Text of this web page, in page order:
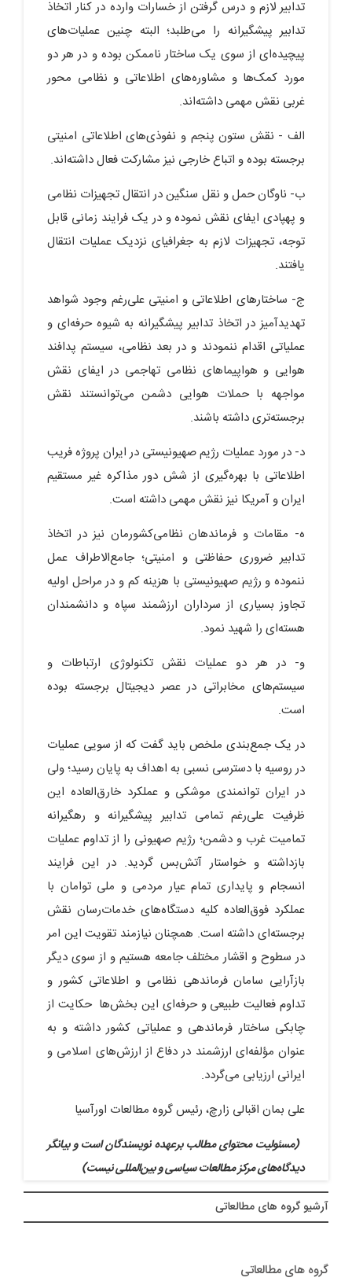
تدابیر لازم و درس گرفتن از خسارات وارده در کنار اتخاذ
تدابیر پیشگیرانه را می‌طلبد؛ البته چنین عملیات‌های
پیچیده‌ای از سوی یک ساختار ناممکن بوده و در هر دو
مورد کمک‌ها و مشاوره‌های اطلاعاتی و نظامی محور
غربی نقش مهمی داشته‌اند.
الف - نقش ستون پنجم و نفوذی‌های اطلاعاتی امنیتی
برجسته بوده و اتباع خارجی نیز مشارکت فعال داشته‌اند.
ب- ناوگان حمل و نقل سنگین در انتقال تجهیزات نظامی
و پهپادی ایفای نقش نموده و در یک فرایند زمانی قابل
توجه، تجهیزات لازم به جغرافیای نزدیک عملیات انتقال
یافتند.
ج- ساختارهای اطلاعاتی و امنیتی علی‌رغم وجود شواهد
تهدیدآمیز در اتخاذ تدابیر پیشگیرانه به شیوه حرفه‌ای و
عملیاتی اقدام ننمودند و در بعد نظامی، سیستم پدافند
هوایی و هواپیماهای نظامی تهاجمی در ایفای نقش
مواجهه با حملات هوایی دشمن می‌توانستند نقش
برجسته‌تری داشته باشند.
د- در مورد عملیات رژیم صهیونیستی در ایران پروژه فریب
اطلاعاتی با بهره‌گیری از شش دور مذاکره غیر مستقیم
ایران و آمریکا نیز نقش مهمی داشته است.
ه- مقامات و فرماندهان نظامی‌کشورمان نیز در اتخاذ
تدابیر ضروری حفاظتی و امنیتی؛ جامع‌الاطراف عمل
ننموده و رژیم صهیونیستی با هزینه کم و در مراحل اولیه
تجاوز بسیاری از سرداران ارزشمند سپاه و دانشمندان
هسته‌ای را شهید نمود.
و- در هر دو عملیات نقش تکنولوژی ارتباطات و
سیستم‌های مخابراتی در عصر دیجیتال برجسته بوده
است.
در یک جمع‌بندی ملخص باید گفت که از سویی عملیات
در روسیه با دسترسی نسبی به اهداف به پایان رسید؛ ولی
در ایران توانمندی موشکی و عملکرد خارق‌العاده این
ظرفیت علی‌رغم تمامی تدابیر پیشگیرانه و رهگیرانه
تمامیت غرب و دشمن؛ رژیم صهیونی را از تداوم عملیات
بازداشته و خواستار آتش‌بس گردید. در این فرایند
انسجام و پایداری تمام عیار مردمی و ملی توامان با
عملکرد فوق‌العاده کلیه دستگاه‌های خدمات‌رسان نقش
برجسته‌ای داشته است. همچنان نیازمند تقویت این امر
در سطوح و اقشار مختلف جامعه هستیم و از سوی دیگر
بازآرایی سامان فرماندهی نظامی و اطلاعاتی کشور و
تداوم فعالیت طبیعی و حرفه‌ای این بخش‌ها حکایت از
چابکی ساختار فرماندهی و عملیاتی کشور داشته و به
عنوان مؤلفه‌ای ارزشمند در دفاع از ارزش‌های اسلامی و
ایرانی ارزیابی می‌گردد.
علی بمان اقبالی زارچ، رئیس گروه مطالعات اورآسیا
(مسئولیت محتوای مطالب برعهده نویسندگان است و بیانگر
دیدگاه‌های مرکز مطالعات سیاسی و بین‌المللی نیست)
آرشيو گروه های مطالعاتی
گروه های مطالعاتی